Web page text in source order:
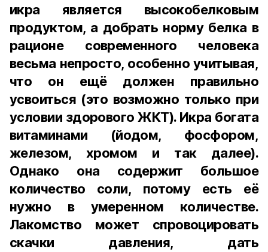
икра является высокобелковым
продуктом, а добрать норму белка в
рационе современного человека
весьма непросто, особенно учитывая,
что он ещё должен правильно
усвоиться (это возможно только при
условии здорового ЖКТ). Икра богата
витаминами (йодом, фосфором,
железом, хромом и так далее).
Однако она содержит большое
количество соли, потому есть её
нужно в умеренном количестве.
Лакомство может спровоцировать
скачки давления, дать